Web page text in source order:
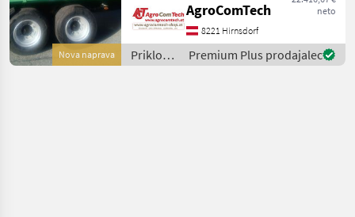
Öhler
FlieglNova naprava
neto
Bordwandhebefedern links
und rechts Sichtgitter
zwischen Rungen mit
Plexiglasabdeckung in
AgroComTech
8221 Hirnsdorf
Priklopniki
/
Premium Plus prodajalec